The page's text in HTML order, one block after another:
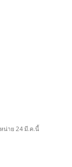
น่าย 24 มี.ค.นี้